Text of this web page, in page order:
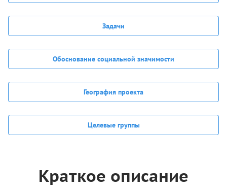
Задачи
Обоснование социальной значимости
География проекта
Целевые группы
Краткое описание